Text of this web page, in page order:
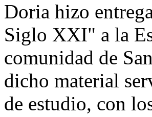
Doria hizo
Siglo XXI" a la
comunidad de
dicho material
de estudio, con